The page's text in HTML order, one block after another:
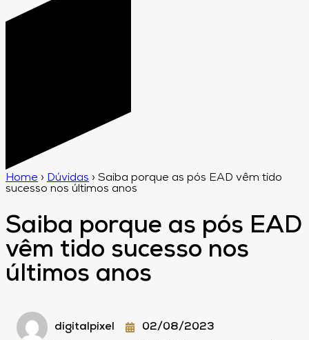
Home › Dúvidas › Saiba porque as pós EAD vêm tido
sucesso nos últimos anos
Saiba porque as pós EAD
vêm tido sucesso nos
últimos anos
digitalpixel 02/08/2023